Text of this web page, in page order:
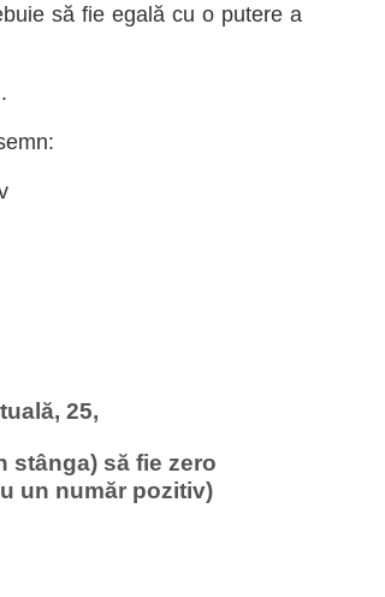
să fie egală cu o putere a
25,
stânga) să fie zero
un număr pozitiv)